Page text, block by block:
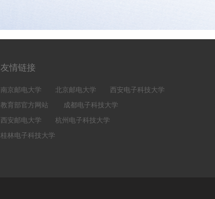
友情链接
南京邮电大学 北京邮电大学 西安电子科技大学
教育部官方网站 成都电子科技大学
西安邮电大学 杭州电子科技大学
桂林电子科技大学